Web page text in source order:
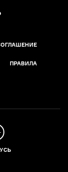
ПРАВИЛА